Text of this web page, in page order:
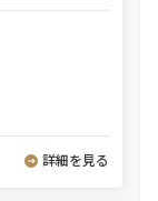
詳細を見る